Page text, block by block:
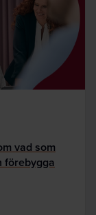
vad som
förebygga